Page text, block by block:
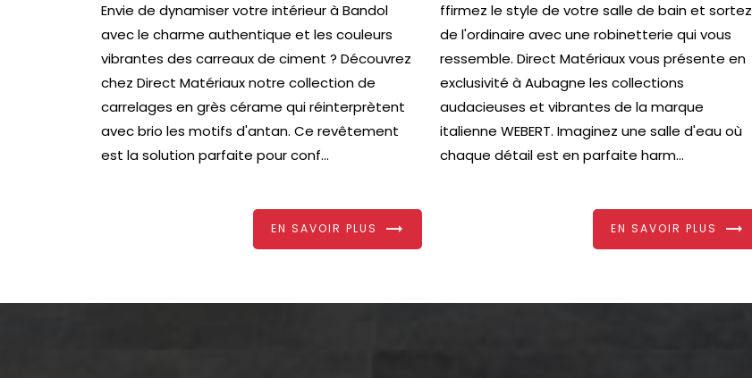
Envie de dynamiser votre intérieur à Bandol
avec le charme authentique et les couleurs
vibrantes des carreaux de ciment ? Découvrez
chez Direct Matériaux notre collection de
carrelages en grès cérame qui réinterprètent
avec brio les motifs d'antan. Ce revêtement
est la solution parfaite pour conf...
EN SAVOIR PLUS
ffirmez le style de votre salle de bain et sortez
de l'ordinaire avec une robinetterie qui vous
ressemble. Direct Matériaux vous présente en
exclusivité à Aubagne les collections
audacieuses et vibrantes de la marque
italienne WEBERT. Imaginez une salle d'eau où
chaque détail est en parfaite harm...
EN SAVOIR PLUS